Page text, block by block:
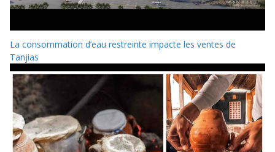
La consommation d’eau restreinte impacte les ventes de
Tanjias